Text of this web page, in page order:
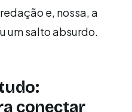
e, nossa, a
um salto absurdo.
conectar